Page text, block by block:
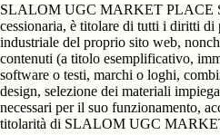
SLALOM UGC MARKET PLACE
cessionaria, è titolare di tutti i diritti di
industriale del proprio sito web,
contenuti (a titolo esemplificativo,
software o testi, marchi o loghi,
design, selezione dei materiali
necessari per il suo funzionamento,
titolarità di SLALOM UGC